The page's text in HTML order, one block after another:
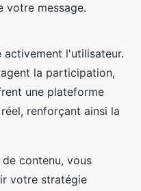
votre message.
activement l'utilisateur.
la participation,
une plateforme
renforçant ainsi la
contenu, vous
votre stratégie